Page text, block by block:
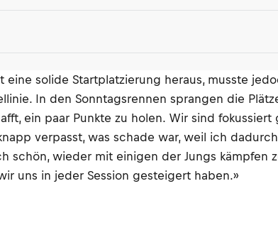
solide Startplatzierung heraus, musste
In den Sonntagsrennen sprangen die
ein paar Punkte zu holen. Wir sind
verpasst, was schade war, weil ich
schön, wieder mit einigen der Jungs
uns in jeder Session gesteigert haben.»